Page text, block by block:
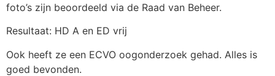
foto’s zijn beoordeeld via de Raad van Beheer.
Resultaat: HD A en ED vrij
Ook heeft ze een ECVO oogonderzoek gehad. Alles is
goed bevonden.